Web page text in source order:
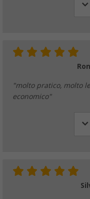
"molto pratico, molto
economico"